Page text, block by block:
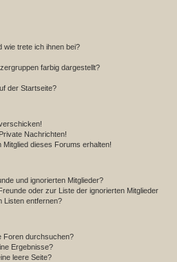
wie trete ich ihnen bei?
farbig dargestellt?
der Startseite?
Nachrichten!
Mitglied dieses Forums erhalten!
und ignorierten Mitglieder?
oder zur Liste der ignorierten Mitglieder
Listen entfernen?
Foren durchsuchen?
Ergebnisse?
leere Seite?